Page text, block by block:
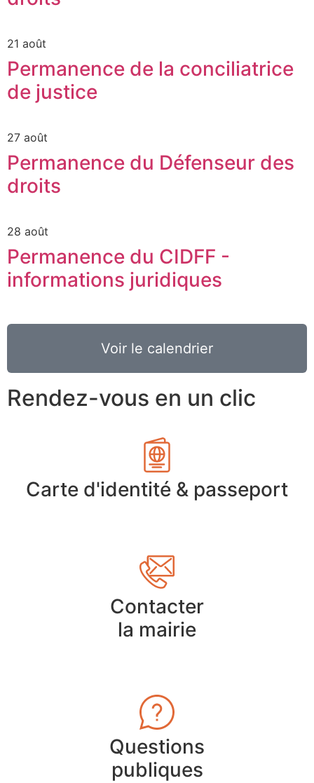
21 août
Permanence de la conciliatrice
de justice
27 août
Permanence du Défenseur des
droits
28 août
Permanence du CIDFF -
informations juridiques
Voir le calendrier
Rendez-vous en un clic
Carte d'identité & passeport
Contacter
la mairie
Questions
publiques